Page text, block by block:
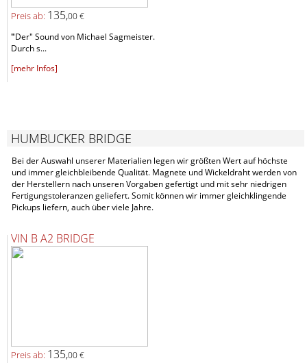
Preis ab: 135,00 €
"Der" Sound von Michael Sagmeister.
Durch s...
[mehr Infos]
HUMBUCKER BRIDGE
Bei der Auswahl unserer Materialien legen wir größten Wert auf höchste
und immer gleichbleibende Qualität. Magnete und Wickeldraht werden von
der Herstellern nach unseren Vorgaben gefertigt und mit sehr niedrigen
Fertigungstoleranzen geliefert. Somit können wir immer gleichklingende
Pickups liefern, auch über viele Jahre.
VIN B A2 BRIDGE
Preis ab: 135,00 €